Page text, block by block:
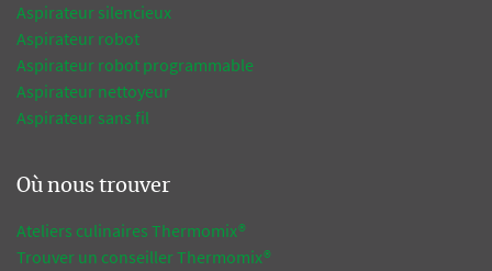
Aspirateur silencieux
Aspirateur robot
Aspirateur robot programmable
Aspirateur nettoyeur
Aspirateur sans fil
Où nous trouver
Ateliers culinaires Thermomix®
Trouver un conseiller Thermomix®